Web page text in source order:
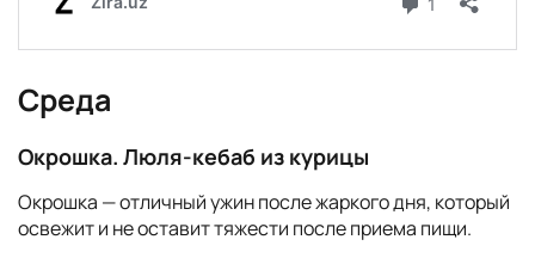
Среда
Окрошка. Люля-кебаб из курицы
Окрошка — отличный ужин после жаркого дня, который
освежит и не оставит тяжести после приема пищи.